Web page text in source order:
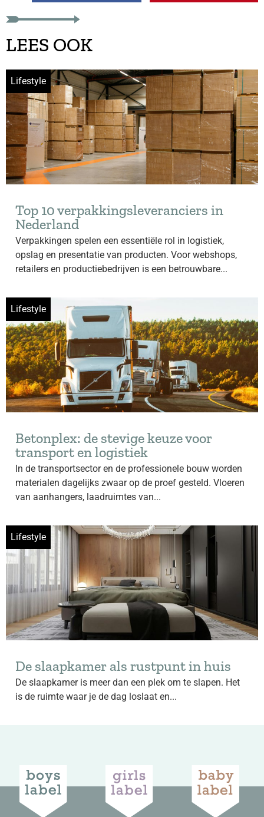
LEES OOK
Lifestyle
Top 10 verpakkingsleveranciers in
Nederland
Verpakkingen spelen een essentiële rol in logistiek,
opslag en presentatie van producten. Voor webshops,
retailers en productiebedrijven is een betrouwbare...
Lifestyle
Betonplex: de stevige keuze voor
transport en logistiek
In de transportsector en de professionele bouw worden
materialen dagelijks zwaar op de proef gesteld. Vloeren
van aanhangers, laadruimtes van...
Lifestyle
De slaapkamer als rustpunt in huis
De slaapkamer is meer dan een plek om te slapen. Het
is de ruimte waar je de dag loslaat en...